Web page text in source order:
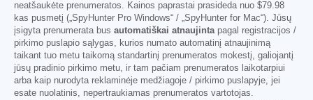
neatšaukėte prenumeratos. Kainos paprastai prasideda nuo $79.98
kas pusmetį („SpyHunter Pro Windows“ / „SpyHunter for Mac“). Jūsų
įsigyta prenumerata bus automatiškai atnaujintapagal registracijos /
pirkimo puslapio sąlygas, kurios numato automatinį atnaujinimą
taikant tuo metu taikomą standartinį prenumeratos mokestį, galiojantį
jūsų pradinio pirkimo metu, ir tam pačiam prenumeratos laikotarpiui
arba kaip nurodyta reklaminėje medžiagoje / pirkimo puslapyje, jei
esate nuolatinis, nepertraukiamas prenumeratos vartotojas.